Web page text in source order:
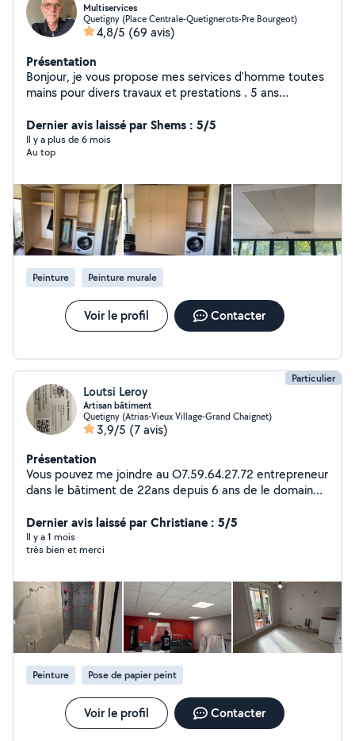
Multiservices
Quetigny (Place Centrale-Quetignerots-Pre Bourgeot)
4,8/5 (69 avis)
Présentation
Bonjour, je vous propose mes services d'homme toutes
mains pour divers travaux et prestations . 5 ans
retours clients grâce a mon sérieux et ma rigueur du
travail bien fait. N'hésitez pas a me contacter si besoins
Alexis
Dernier avis laissé par Shems : 5/5
Il y a plus de 6 mois
Au top
Peinture Peinture murale
Voir le profil Contacter
Particulier
Loutsi Leroy
Artisan bâtiment
Quetigny (Atrias-Vieux Village-Grand Chaignet)
3,9/5 (7 avis)
Présentation
Vous pouvez me joindre au O7.59.64.27.72 entrepreneur
dans le bâtiment de 22ans depuis 6 ans de le domaine
La peinture, enduit, bande, carrelage, sols(parquet,pvc)
Devis gratuit et rapide
Dernier avis laissé par Christiane : 5/5
Il y a 1 mois
très bien et merci
Peinture Pose de papier peint
Voir le profil Contacter